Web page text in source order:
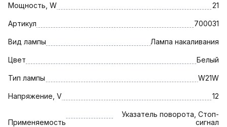
Мощность, W 21
Артикул 700031
Вид лампы Лампа накаливания
Цвет Белый
Тип лампы W21W
Напряжение, V 12
Применяемость
Указатель поворота, Стоп-
сигнал